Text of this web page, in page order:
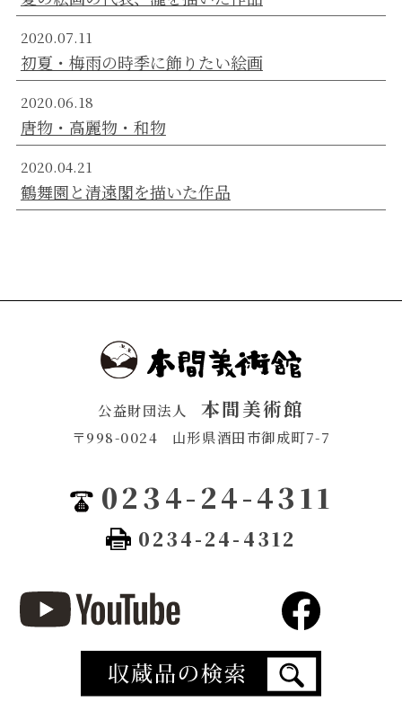
2020.07.11
初夏・梅雨の時季に飾りたい絵画
2020.06.18
唐物・高麗物・和物
2020.04.21
鶴舞園と清遠閣を描いた作品
公益財団法人 本間美術館
〒998-0024 山形県酒田市御成町7-7
0234-24-4311
0234-24-4312